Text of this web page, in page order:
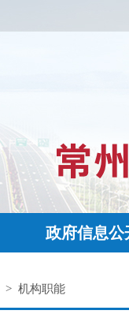
政府信息公
> 机构职能